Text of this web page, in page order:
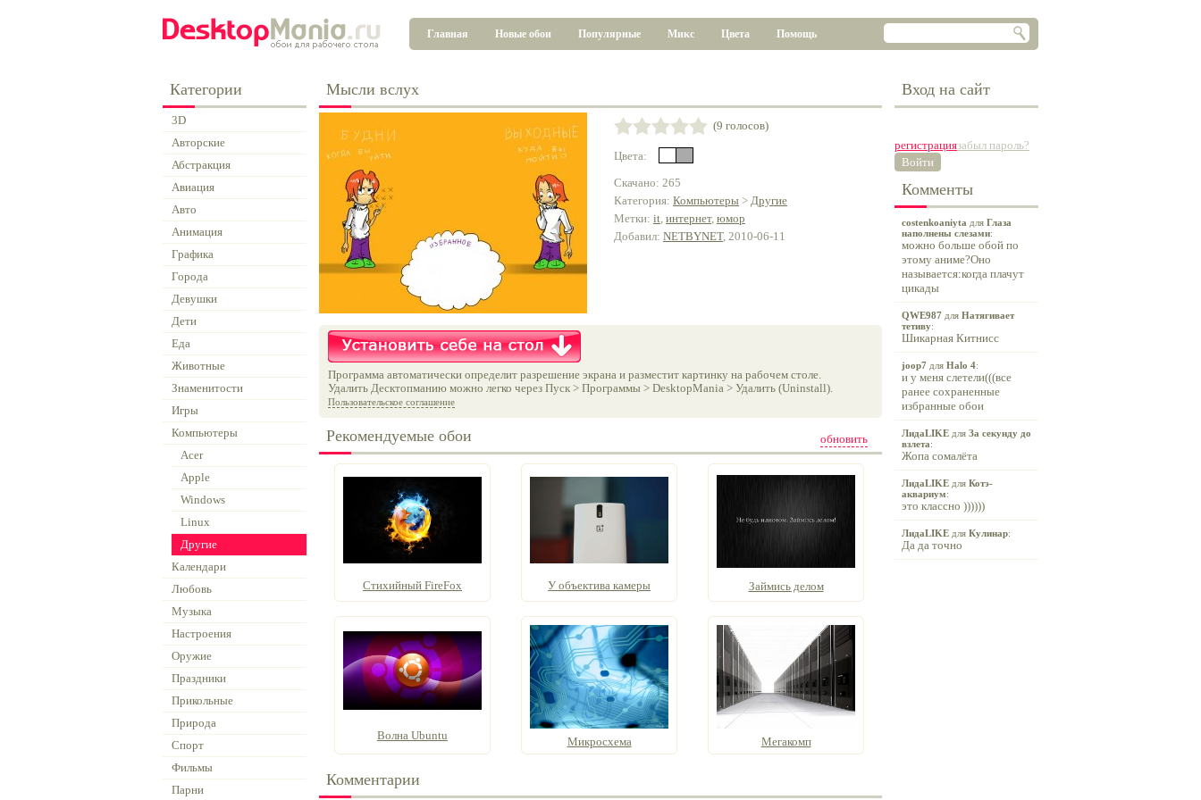
Главная Новые обои Популярные Микс Цвета Помощь
Категории
3D
Авторские
Абстракция
Авиация
Авто
Анимация
Графика
Города
Девушки
Дети
Еда
Животные
Знаменитости
Игры
Компьютеры
Acer
Apple
Windows
Linux
Другие
Календари
Любовь
Музыка
Настроения
Оружие
Праздники
Прикольные
Природа
Спорт
Фильмы
Парни
Мысли вслух
(9 голосов)
Цвета:
Скачано: 265
Категория: Компьютеры > Другие
Метки: it, интернет, юмор
Добавил: NETBYNET, 2010-06-11
Программа автоматически определит разрешение экрана и разместит картинку на рабочем столе.
Удалить Десктопманию можно легко через Пуск > Программы > DesktopMania > Удалить (Uninstall).
Пользовательское соглашение
обновить
Рекомендуемые обои
Стихийный FireFox У объектива камеры Займись делом
Волна Ubuntu Микросхема Мегакомп
Комментарии
Вход на сайт
регистрациязабыл пароль?
Войти
Комменты
costenkoaniyta для Глаза
наполнены слезами:
можно больше обой по
этому аниме?Оно
называется:когда плачут
цикады
QWE987 для Натягивает
тетиву:
Шикарная Китнисс
joop7 для Halo 4:
и у меня слетели(((все
ранее сохраненные
избранные обои
ЛидаLIKE для За секунду до
взлета:
Жопа сомалёта
ЛидаLIKE для Котэ-
аквариум:
это классно ))))))
ЛидаLIKE для Кулинар:
Да да точно